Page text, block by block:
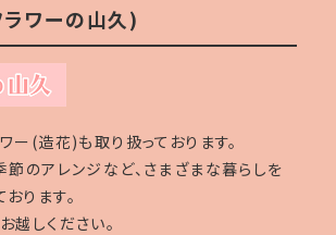
ワーの山久)
ー(造花)も取り扱っております。
節のアレンジなど、さまざまな暮らしを
ります。
越しください。